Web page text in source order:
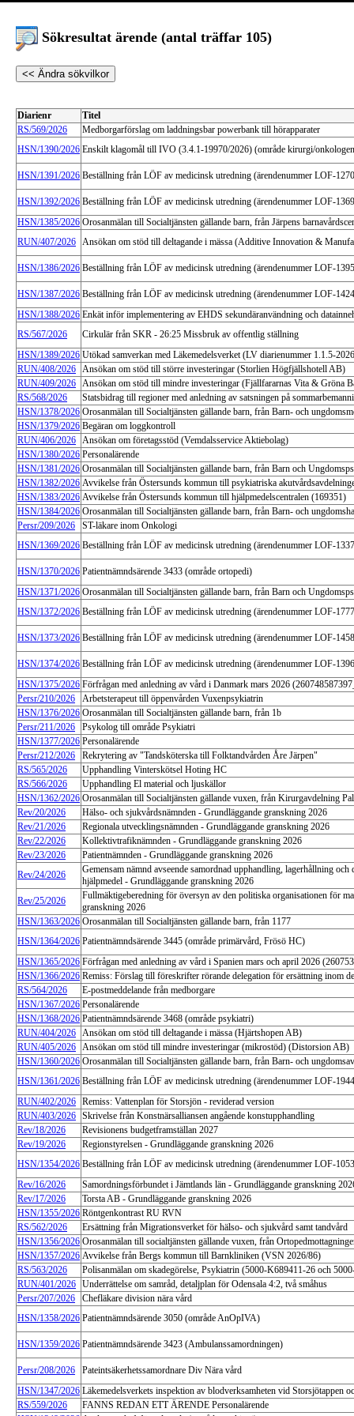
Sökresultat ärende (antal träffar 105)
Diarienr
Titel
RS/569/2026
Medborgarförslag om laddningsbar powerbank till hörapparater
HSN/1390/2026 Enskilt klagomål till IVO (3.4.1-19970/2026) (område kirurgi/
HSN/1391/2026 Beställning från LÖF av medicinsk utredning (ärendenummer LOF-
HSN/1392/2026 Beställning från LÖF av medicinsk utredning (ärendenummer LOF-
HSN/1385/2026 Orosanmälan till Socialtjänsten gällande barn, från Järpens
RUN/407/2026 Ansökan om stöd till deltagande i mässa (Additive Innovation &
HSN/1386/2026 Beställning från LÖF av medicinsk utredning (ärendenummer LOF-
HSN/1387/2026 Beställning från LÖF av medicinsk utredning (ärendenummer LOF-
HSN/1388/2026 Enkät inför implementering av EHDS sekundäranvändning och
RS/567/2026
Cirkulär från SKR - 26:25 Missbruk av offentlig ställning
HSN/1389/2026 Utökad samverkan med Läkemedelsverket (LV diarienummer 1.1.5-
RUN/408/2026 Ansökan om stöd till större investeringar (Storlien Högfjällshotell AB)
RUN/409/2026 Ansökan om stöd till mindre investeringar (Fjällfararnas Vita & Gröna
RS/568/2026
Statsbidrag till regioner med anledning av satsningen på
HSN/1378/2026 Orosanmälan till Socialtjänsten gällande barn, från Barn- och
HSN/1379/2026 Begäran om loggkontroll
RUN/406/2026 Ansökan om företagsstöd (Vemdalsservice Aktiebolag)
HSN/1380/2026 Personalärende
HSN/1381/2026 Orosanmälan till Socialtjänsten gällande barn, från Barn och
HSN/1382/2026 Avvikelse från Östersunds kommun till psykiatriska
HSN/1383/2026 Avvikelse från Östersunds kommun till hjälpmedelscentralen (169351)
HSN/1384/2026 Orosanmälan till Socialtjänsten gällande barn, från Barn- och
Persr/209/2026
ST-läkare inom Onkologi
HSN/1369/2026 Beställning från LÖF av medicinsk utredning (ärendenummer LOF-
HSN/1370/2026 Patientnämndsärende 3433 (område ortopedi)
HSN/1371/2026 Orosanmälan till Socialtjänsten gällande barn, från Barn och
HSN/1372/2026 Beställning från LÖF av medicinsk utredning (ärendenummer LOF-
HSN/1373/2026 Beställning från LÖF av medicinsk utredning (ärendenummer LOF-
HSN/1374/2026 Beställning från LÖF av medicinsk utredning (ärendenummer LOF-
HSN/1375/2026 Förfrågan med anledning av vård i Danmark mars 2026
Persr/210/2026
Arbetsterapeut till öppenvården Vuxenpsykiatrin
HSN/1376/2026 Orosanmälan till Socialtjänsten gällande barn, från 1b
Persr/211/2026
Psykolog till område Psykiatri
HSN/1377/2026 Personalärende
Persr/212/2026
Rekrytering av "Tandsköterska till Folktandvården Åre Järpen"
RS/565/2026
Upphandling Vinterskötsel Hoting HC
RS/566/2026
Upphandling El material och ljuskällor
HSN/1362/2026 Orosanmälan till Socialtjänsten gällande vuxen, från Kirurgavdelning
Rev/20/2026
Hälso- och sjukvårdsnämnden - Grundläggande granskning 2026
Rev/21/2026
Regionala utvecklingsnämnden - Grundläggande granskning 2026
Rev/22/2026
Kollektivtrafiknämnden - Grundläggande granskning 2026
Rev/23/2026
Patientnämnden - Grundläggande granskning 2026
Rev/24/2026
Gemensam nämnd avseende samordnad upphandling, lagerhållning
hjälpmedel - Grundläggande granskning 2026
Rev/25/2026
Fullmäktigeberedning för översyn av den politiska organisationen för
granskning 2026
HSN/1363/2026 Orosanmälan till Socialtjänsten gällande barn, från 1177
HSN/1364/2026 Patientnämndsärende 3445 (område primärvård, Frösö HC)
HSN/1365/2026 Förfrågan med anledning av vård i Spanien mars och april 2026
HSN/1366/2026 Remiss: Förslag till föreskrifter rörande delegation för ersättning inom
RS/564/2026
E-postmeddelande från medborgare
HSN/1367/2026 Personalärende
HSN/1368/2026 Patientnämndsärende 3468 (område psykiatri)
RUN/404/2026 Ansökan om stöd till deltagande i mässa (Hjärtshopen AB)
RUN/405/2026 Ansökan om stöd till mindre investeringar (mikrostöd) (Distorsion AB)
HSN/1360/2026 Orosanmälan till Socialtjänsten gällande barn, från Barn- och
HSN/1361/2026 Beställning från LÖF av medicinsk utredning (ärendenummer LOF-
RUN/402/2026 Remiss: Vattenplan för Storsjön - reviderad version
RUN/403/2026 Skrivelse från Konstnärsalliansen angående konstupphandling
Rev/18/2026
Revisionens budgetframställan 2027
Rev/19/2026
Regionstyrelsen - Grundläggande granskning 2026
HSN/1354/2026 Beställning från LÖF av medicinsk utredning (ärendenummer LOF-
Rev/16/2026
Samordningsförbundet i Jämtlands län - Grundläggande granskning
Rev/17/2026
Torsta AB - Grundläggande granskning 2026
HSN/1355/2026 Röntgenkontrast RU RVN
RS/562/2026
Ersättning från Migrationsverket för hälso- och sjukvård samt tandvård
HSN/1356/2026 Orosanmälan till socialtjänsten gällande vuxen, från
HSN/1357/2026 Avvikelse från Bergs kommun till Barnkliniken (VSN 2026/86)
RS/563/2026
Polisanmälan om skadegörelse, Psykiatrin (5000-K689411-26 och
RUN/401/2026 Underrättelse om samråd, detaljplan för Odensala 4:2, två småhus
Persr/207/2026
Chefläkare division nära vård
HSN/1358/2026 Patientnämndsärende 3050 (område AnOpIVA)
HSN/1359/2026 Patientnämndsärende 3423 (Ambulanssamordningen)
Persr/208/2026
Pateintsäkerhetssamordnare Div Nära vård
HSN/1347/2026 Läkemedelsverkets inspektion av blodverksamheten vid Storsjötappen
RS/559/2026
FANNS REDAN ETT ÄRENDE Personalärende